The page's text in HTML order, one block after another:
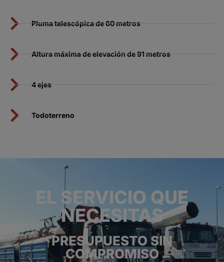
Pluma telescópica de 60 metros
Altura máxima de elevación de 91 metros
4 ejes
Todoterreno
EL SERVICIO QUE
NECESITAS
PRESUPUESTO SIN
COMPROMISO